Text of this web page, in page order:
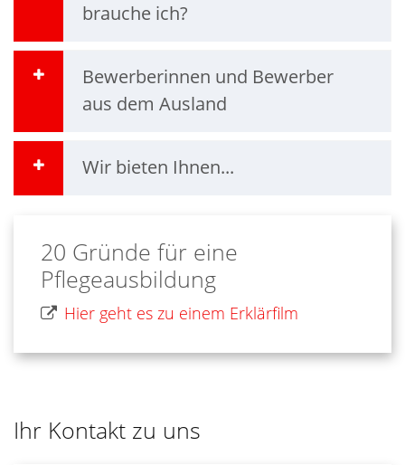
brauche ich?
Bewerberinnen und Bewerber
aus dem Ausland
Wir bieten Ihnen...
20 Gründe für eine
Pflegeausbildung
Hier geht es zu einem Erklärfilm
Ihr Kontakt zu uns